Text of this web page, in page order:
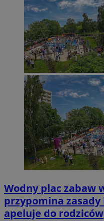
Wodny plac zabaw
przypomina
apeluje do rodziców